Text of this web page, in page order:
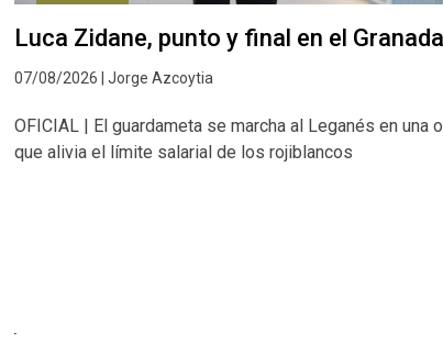
Luca Zidane, punto y final en el Granada
07/08/2026 | Jorge Azcoytia
OFICIAL | El guardameta se marcha al Leganés en una
que alivia el límite salarial de los rojiblancos